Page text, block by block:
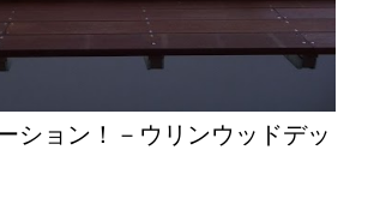
ション！－ウリンウッドデッ